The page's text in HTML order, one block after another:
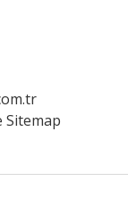
Sitemap